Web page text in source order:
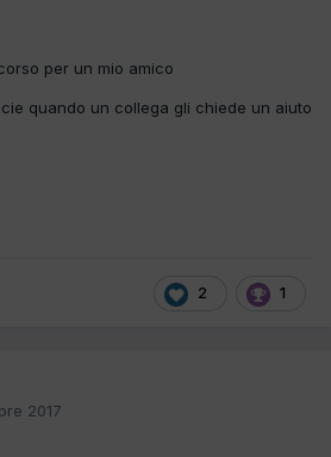
per un mio amico
quando un collega gli chiede un aiuto
2 1
2017